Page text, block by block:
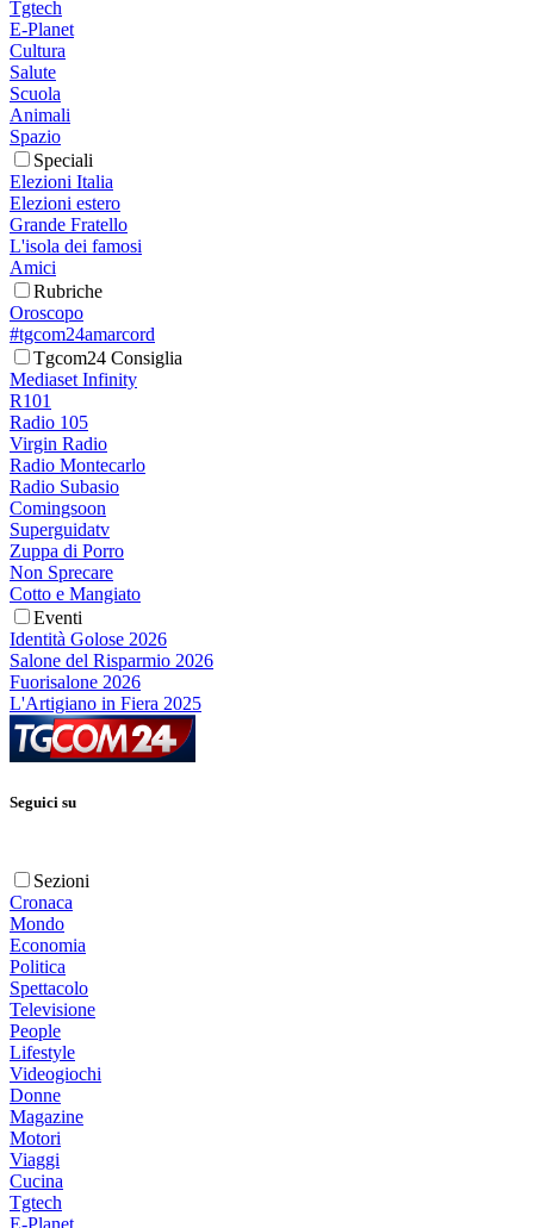
Tgtech
E-Planet
Cultura
Salute
Scuola
Animali
Spazio
Speciali
Elezioni Italia
Elezioni estero
Grande Fratello
L'isola dei famosi
Amici
Rubriche
Oroscopo
#tgcom24amarcord
Tgcom24 Consiglia
Mediaset Infinity
R101
Radio 105
Virgin Radio
Radio Montecarlo
Radio Subasio
Comingsoon
Superguidatv
Zuppa di Porro
Non Sprecare
Cotto e Mangiato
Eventi
Identità Golose 2026
Salone del Risparmio 2026
Fuorisalone 2026
L'Artigiano in Fiera 2025
Seguici su
Sezioni
Cronaca
Mondo
Economia
Politica
Spettacolo
Televisione
People
Lifestyle
Videogiochi
Donne
Magazine
Motori
Viaggi
Cucina
Tgtech
E-Planet